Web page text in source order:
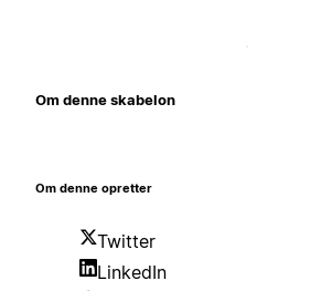
Om denne skabelon
Om denne opretter
Twitter
LinkedIn